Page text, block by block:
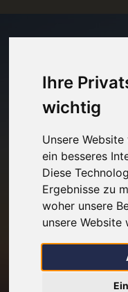
Ihre
wichtig
Unsere
ein besseres
Diese
Ergebnisse zu
woher unsere
unsere